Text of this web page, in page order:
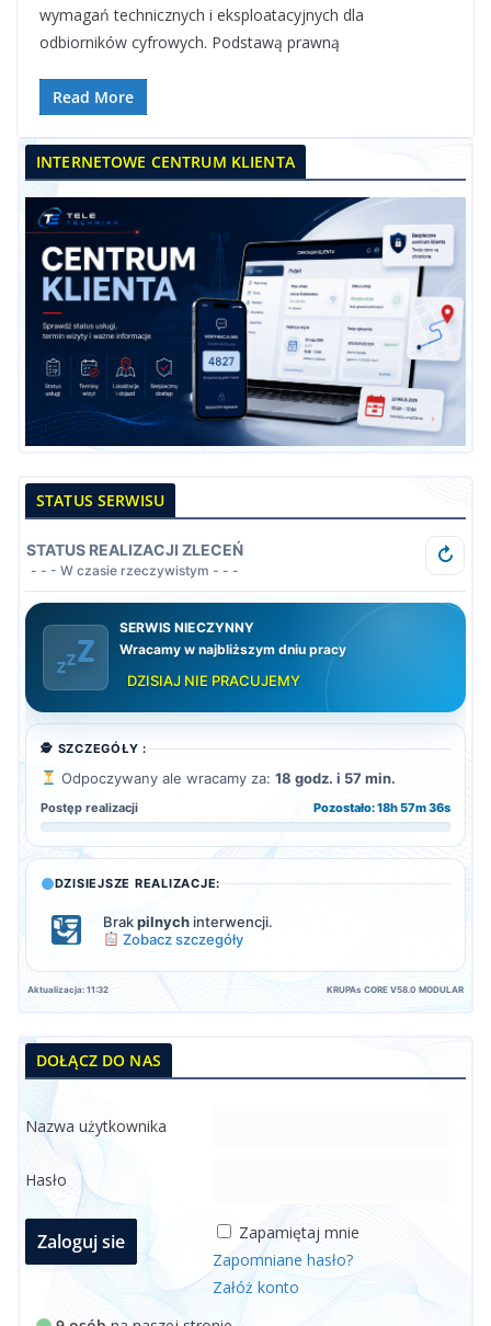
wymagań technicznych i eksploatacyjnych dla
odbiorników cyfrowych. Podstawą prawną
Read More
INTERNETOWE CENTRUM KLIENTA
STATUS SERWISU
STATUS REALIZACJI ZLECEŃ
- - - W czasie rzeczywistym - - -
↻
SERWIS NIECZYNNY
Wracamy w najbliższym dniu pracy
DZISIAJ NIE PRACUJEMY
🕵️ SZCZEGÓŁY :
Odpoczywany ale wracamy za: 18 godz. i 57 min.
Postęp realizacji Pozostało: 18h 57m 34s
DZISIEJSZE REALIZACJE:
Brakpilnych interwencji.
Zobacz szczegóły
Aktualizacja: 11:32 KRUPAs CORE V58.0 MODULAR
DOŁĄCZ DO NAS
Nazwa użytkownika
Hasło
Zapamiętaj mnie
Zapomniane hasło?
Załóż konto